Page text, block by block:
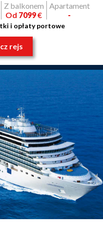
Z balkonem
Od 7099€
Apartament
-
i opłaty portowe
rejs